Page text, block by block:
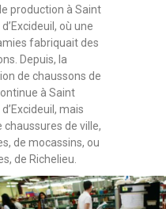
production à Saint
où une
fabriquait des
Depuis, la
de chaussons de
à Saint
mais
chaussures de ville,
de mocassins, ou
de Richelieu.